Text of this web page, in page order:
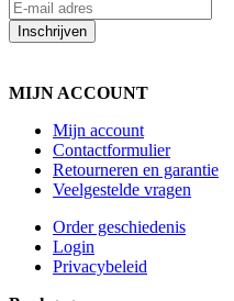
Inschrijven
MIJN ACCOUNT
Mijn account
Contactformulier
Retourneren en garantie
Veelgestelde vragen
Order geschiedenis
Login
Privacybeleid